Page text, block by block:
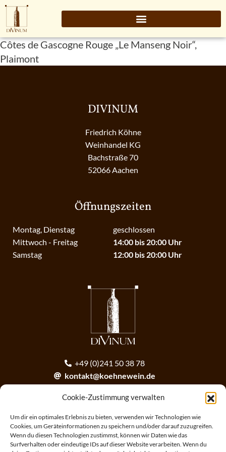
Cookie-Zustimmung verwalten
Um dir ein optimales Erlebnis zu bieten, verwenden wir Technologien wie
Cookies, um Geräteinformationen zu speichern und/oder darauf zuzugreifen.
Wenn du diesen Technologien zustimmst, können wir Daten wie das
Surfverhalten oder eindeutige IDs auf dieser Website verarbeiten. Wenn du
Côtes de Gascogne Rouge „Le Manseng Noir“,
Plaimont
DIVINUM
Friedrich Köhne
Weinhandel KG
Bachstraße 70
52066 Aachen
Öffnungszeiten
Montag, Dienstag
Mittwoch - Freitag
Samstag
geschlossen
14:00 bis 20:00 Uhr
12:00 bis 20:00 Uhr
+49 (0)241 50 38 78
kontakt@koehnewein.de
Anmeldung zum Newsletter
ANMELDEN